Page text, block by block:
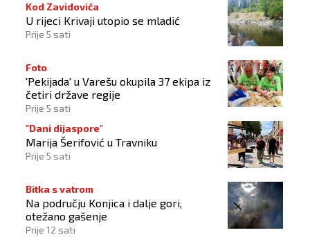
Kod Zavidovića
U rijeci Krivaji utopio se mladić
Prije 5 sati
Foto
'Pekijada' u Varešu okupila 37 ekipa iz
četiri države regije
Prije 5 sati
"Dani dijaspore"
Marija Šerifović u Travniku
Prije 5 sati
Bitka s vatrom
Na području Konjica i dalje gori,
otežano gašenje
Prije 12 sati